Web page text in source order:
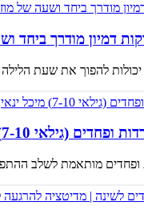
להפוך את שעת הלילה
7-10) מיכל ינאי